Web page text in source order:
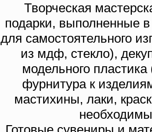
Творческая
подарки, выполненные
для самостоятельного
из мдф, стекло),
модельного
фурнитура к
мастихины, лаки,